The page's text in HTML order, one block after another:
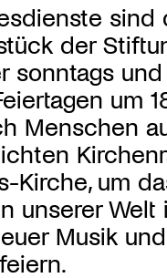
sind
der
sonntags
um
Menschen
Kirche, um
unserer Welt
Musik und